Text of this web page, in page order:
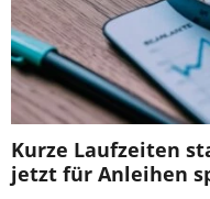
Kurze Laufzeiten
jetzt für Anleihen